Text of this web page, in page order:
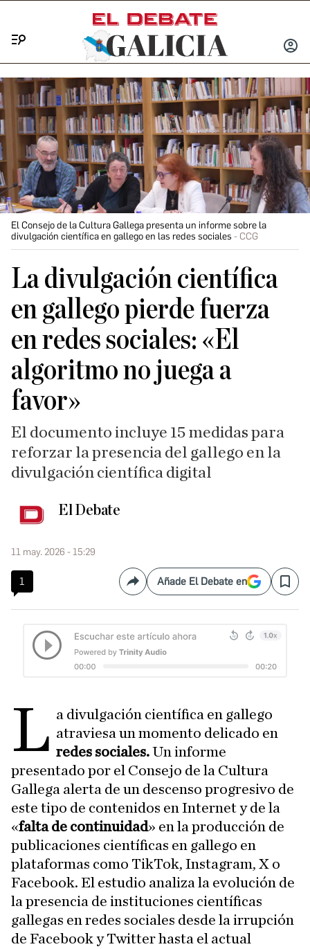
INICIAR
El Consejo de la Cultura Gallega presenta un informe sobre la
divulgación científica en gallego en las redes sociales
CCG
La divulgación científica
en gallego pierde fuerza
en redes sociales: «El
algoritmo no juega a
favor»
El documento incluye 15 medidas para
reforzar la presencia del gallego en la
divulgación científica digital
El Debate
11 may. 2026 - 15:29
1 CompartirAñade El Debate en Save
L a divulgación científica en gallego
atraviesa un momento delicado en
redes sociales.Un informe
presentado por el Consejo de la Cultura
Gallega alerta de un descenso progresivo de
este tipo de contenidos en Internet y de la
«falta de continuidad» en la producción de
publicaciones científicas en gallego en
plataformas como TikTok, Instagram, X o
Facebook. El estudio analiza la evolución de
la presencia de instituciones científicas
gallegas en redes sociales desde la irrupción
de Facebook y Twitter hasta el actual